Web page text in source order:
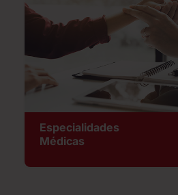
Especialidades
Médicas